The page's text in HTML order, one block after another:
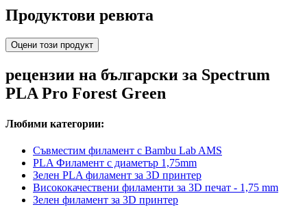
Продуктови ревюта
Оцени този продукт
рецензии на български за Spectrum
PLA Pro Forest Green
Любими категории:
Съвместим филамент с Bambu Lab AMS
PLA Филамент с диаметър 1,75mm
Зелен PLA филамент за 3D принтер
Висококачествени филаменти за 3D печат - 1,75 mm
Зелен филамент за 3D принтер